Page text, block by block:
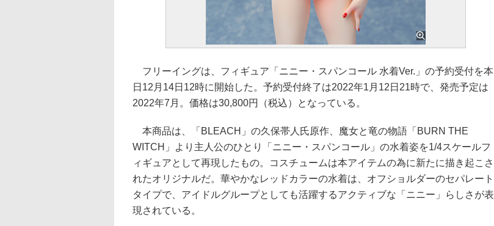
フリーイングは、フィギュア「ニニー・スパンコール 水着Ver.」の予約受付を本
日12月14日12時に開始した。予約受付終了は2022年1月12日21時で、発売予定は
2022年7月。価格は30,800円（税込）となっている。
本商品は、「BLEACH」の久保帯人氏原作、魔女と竜の物語「BURN THE
WITCH」より主人公のひとり「ニニー・スパンコール」の水着姿を1/4スケールフ
ィギュアとして再現したもの。コスチュームは本アイテムの為に新たに描き起こさ
れたオリジナルだ。華やかなレッドカラーの水着は、オフショルダーのセパレート
タイプで、アイドルグループとしても活躍するアクティブな「ニニー」らしさが表
現されている。